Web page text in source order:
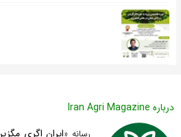
درباره Iran Agri Magazine
رسانه «ایران اگری